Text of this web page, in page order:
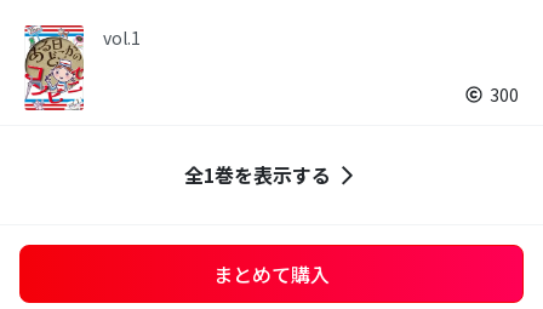
vol.1
300
全1巻を表示する
まとめて購入